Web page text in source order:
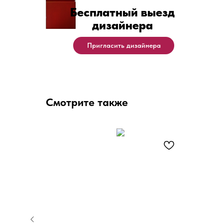
Смотрите также
Бесплатный выезд
дизайнера
Пригласить дизайнера